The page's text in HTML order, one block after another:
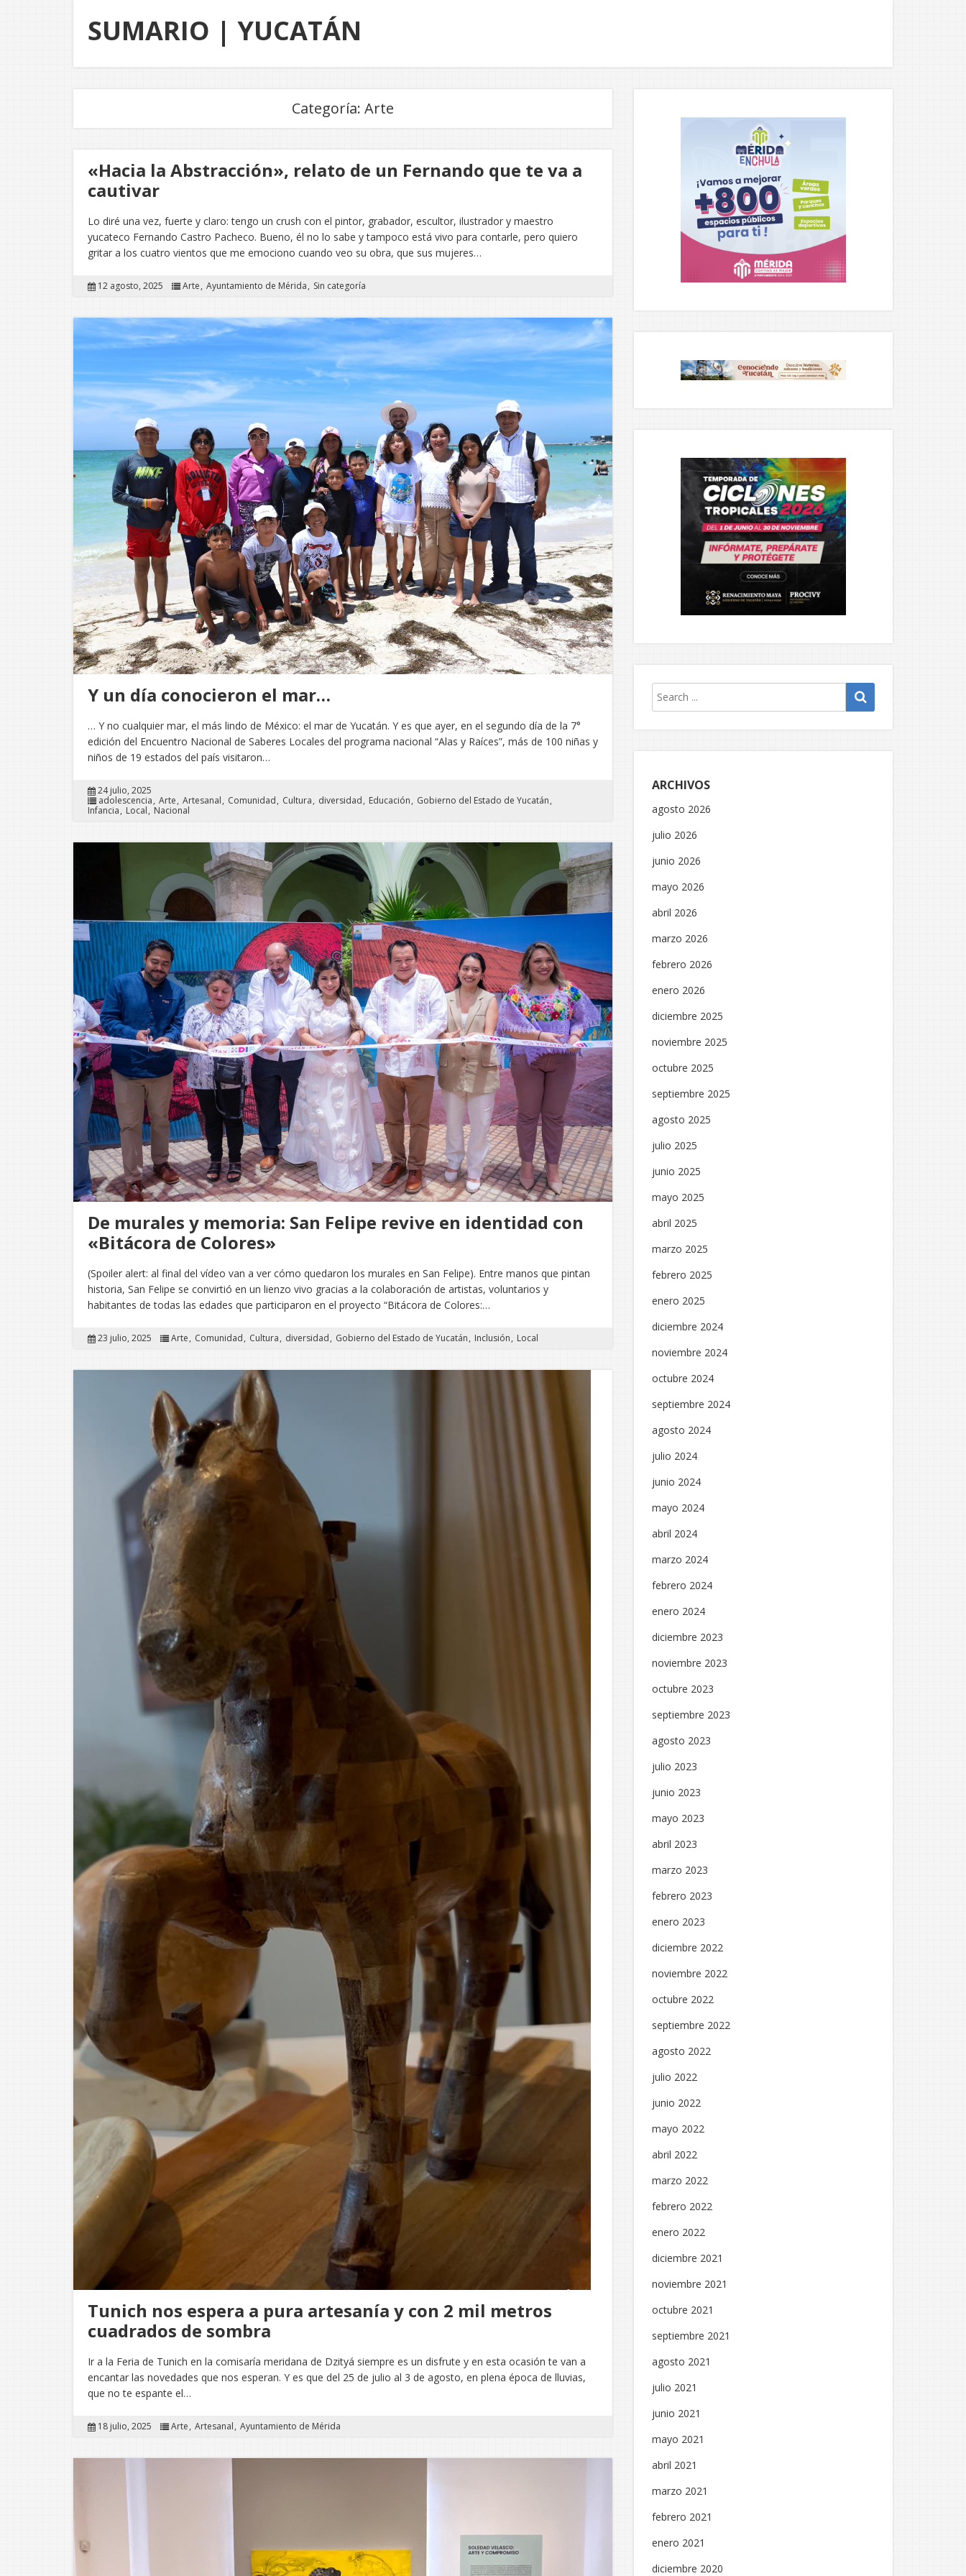
SUMARIO | YUCATÁN
Categoría: Arte
«Hacia la Abstracción», relato de un Fernando que te va a
cautivar
Lo diré una vez, fuerte y claro: tengo un crush con el pintor, grabador, escultor, ilustrador y maestro
yucateco Fernando Castro Pacheco. Bueno, él no lo sabe y tampoco está vivo para contarle, pero quiero
gritar a los cuatro vientos que me emociono cuando veo su obra, que sus mujeres…
12 agosto, 2025 Arte Ayuntamiento de Mérida Sin categoría
Y un día conocieron el mar…
… Y no cualquier mar, el más lindo de México: el mar de Yucatán. Y es que ayer, en el segundo día de la 7°
edición del Encuentro Nacional de Saberes Locales del programa nacional “Alas y Raíces”, más de 100 niñas y
niños de 19 estados del país visitaron…
24 julio, 2025
adolescencia Arte Artesanal Comunidad Cultura diversidad Educación
Gobierno del Estado de Yucatán
Infancia
Local Nacional
De murales y memoria: San Felipe revive en identidad con
«Bitácora de Colores»
(Spoiler alert: al final del vídeo van a ver cómo quedaron los murales en San Felipe). Entre manos que pintan
historia, San Felipe se convirtió en un lienzo vivo gracias a la colaboración de artistas, voluntarios y
habitantes de todas las edades que participaron en el proyecto “Bitácora de Colores:…
23 julio, 2025 Arte Comunidad Cultura diversidad Gobierno del Estado de Yucatán Inclusión Local
Tunich nos espera a pura artesanía y con 2 mil metros
cuadrados de sombra
Ir a la Feria de Tunich en la comisaría meridana de Dzityá siempre es un disfrute y en esta ocasión te van a
encantar las novedades que nos esperan. Y es que del 25 de julio al 3 de agosto, en plena época de lluvias,
que no te espante el…
18 julio, 2025 Arte Artesanal Ayuntamiento de Mérida
ARCHIVOS
agosto 2026
julio 2026
junio 2026
mayo 2026
abril 2026
marzo 2026
febrero 2026
enero 2026
diciembre 2025
noviembre 2025
octubre 2025
septiembre 2025
agosto 2025
julio 2025
junio 2025
mayo 2025
abril 2025
marzo 2025
febrero 2025
enero 2025
diciembre 2024
noviembre 2024
octubre 2024
septiembre 2024
agosto 2024
julio 2024
junio 2024
mayo 2024
abril 2024
marzo 2024
febrero 2024
enero 2024
diciembre 2023
noviembre 2023
octubre 2023
septiembre 2023
agosto 2023
julio 2023
junio 2023
mayo 2023
abril 2023
marzo 2023
febrero 2023
enero 2023
diciembre 2022
noviembre 2022
octubre 2022
septiembre 2022
agosto 2022
julio 2022
junio 2022
mayo 2022
abril 2022
marzo 2022
febrero 2022
enero 2022
diciembre 2021
noviembre 2021
octubre 2021
septiembre 2021
agosto 2021
julio 2021
junio 2021
mayo 2021
abril 2021
marzo 2021
febrero 2021
enero 2021
diciembre 2020